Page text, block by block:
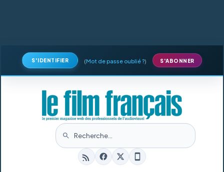
S'IDENTIFIER (Mot de passe oublié ?) S'ABONNER